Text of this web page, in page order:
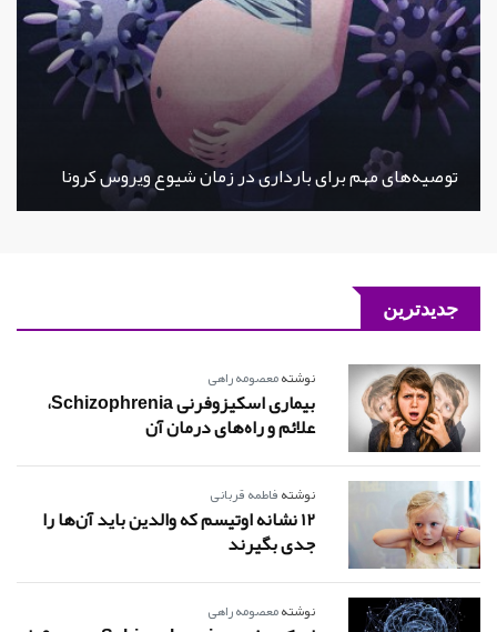
توصیه‌های مهم برای بارداری در زمان شیوع ویروس کرونا
جدیدترین
نوشتهمعصومه راهی
بیماری اسکیزوفرنی Schizophrenia،
علائم و راه‌های درمان آن
نوشتهفاطمه قربانی
12 نشانه اوتیسم که والدین باید آن‌ها را
جدی بگیرند
نوشتهمعصومه راهی